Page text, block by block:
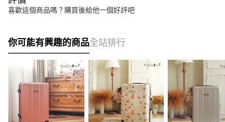
喜歡這個商品嗎？購買後給他一個好評吧
你可能有興趣的商品全站排行